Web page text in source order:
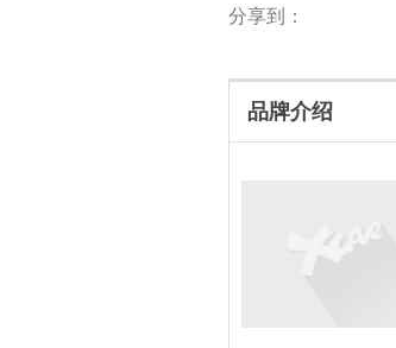
分享到：
品牌介绍